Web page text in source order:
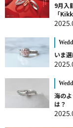
9月入
「
いま
海の
は？